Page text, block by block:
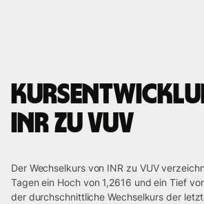
INR zu VUV
Der Wechselkurs von INR zu VUV
Tagen ein Hoch von 1,2616 und ein Tief
der durchschnittliche Wechselkurs der